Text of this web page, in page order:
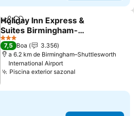
PartilharAdicionar aos favoritos
Holiday Inn Express &
Suites Birmingham-
irondale (east) By Ihg
Ver preços
3 Estrelas
7,5 Boa
3.356
a 6.2 km de Birmingham–Shuttlesworth
International Airport
Piscina exterior sazonal